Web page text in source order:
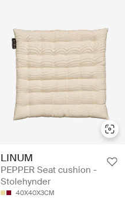
LINUM
PEPPER Seat cushion -
Stolehynder
40X40X3CM